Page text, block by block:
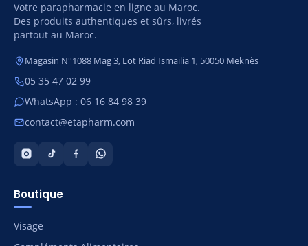
Votre parapharmacie en ligne au Maroc.
Des produits authentiques et sûrs, livrés
partout au Maroc.
Magasin N°1088 Mag 3, Lot Riad Ismailia 1, 50050 Meknès
05 35 47 02 99
WhatsApp : 06 16 84 98 39
contact@etapharm.com
Boutique
Visage